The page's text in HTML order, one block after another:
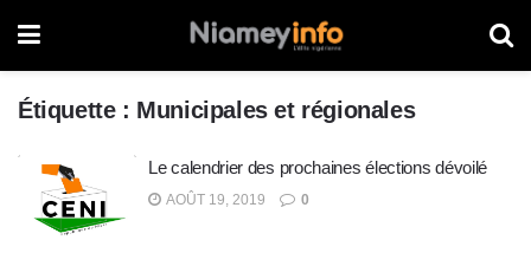
Étiquette : Municipales et régionales
Le calendrier des prochaines élections dévoilé
AOÛT 19, 2019 0